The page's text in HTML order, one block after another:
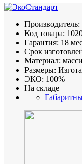
Производитель:
Код товара:
Гарантия: 18
Срок
Материал:
Размеры:
ЭКО: 100%
На складе